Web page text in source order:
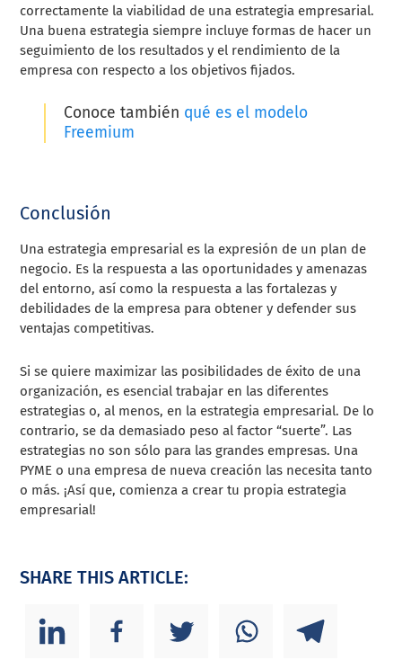
correctamente la viabilidad de una estrategia empresarial.
Una buena estrategia siempre incluye formas de hacer un
seguimiento de los resultados y el rendimiento de la
empresa con respecto a los objetivos fijados.
Conoce también qué es el modelo
Freemium
Conclusión
Una estrategia empresarial es la expresión de un plan de
negocio. Es la respuesta a las oportunidades y amenazas
del entorno, así como la respuesta a las fortalezas y
debilidades de la empresa para obtener y defender sus
ventajas competitivas.
Si se quiere maximizar las posibilidades de éxito de una
organización, es esencial trabajar en las diferentes
estrategias o, al menos, en la estrategia empresarial. De lo
contrario, se da demasiado peso al factor “suerte”. Las
estrategias no son sólo para las grandes empresas. Una
PYME o una empresa de nueva creación las necesita tanto
o más. ¡Así que, comienza a crear tu propia estrategia
empresarial!
SHARE THIS ARTICLE: